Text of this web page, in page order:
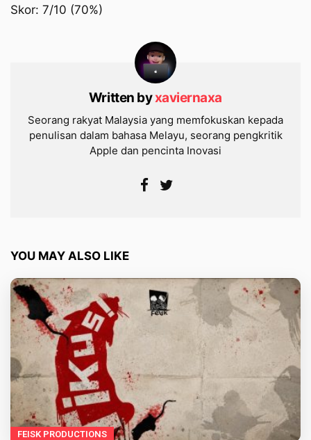
Skor: 7/10 (70%)
Written byxaviernaxa
Seorang rakyat Malaysia yang memfokuskan kepada
penulisan dalam bahasa Melayu, seorang pengkritik
Apple dan pencinta Inovasi
YOU MAY ALSO LIKE
FEISK PRODUCTIONS